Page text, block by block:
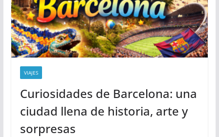
VIAJES
Curiosidades de Barcelona: una
ciudad llena de historia, arte y
sorpresas